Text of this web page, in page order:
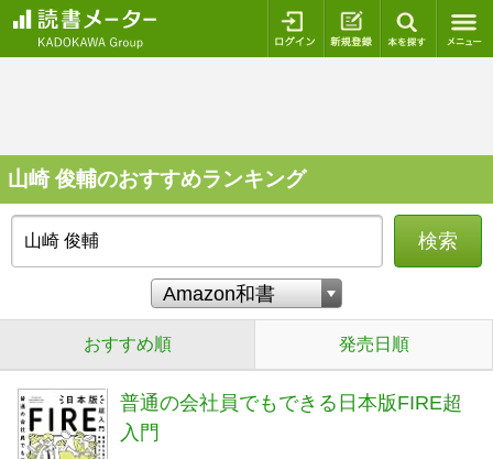
ログイン 新規登録
山崎 俊輔のおすすめランキング
検索
おすすめ順 発売日順
普通の会社員でもできる日本版FIRE超
入門